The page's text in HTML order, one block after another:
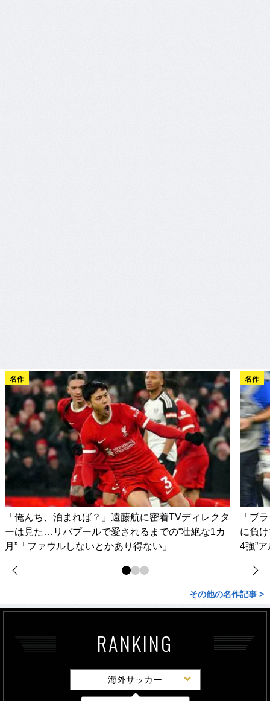
名作
「俺んち、泊まれば？」遠藤航に密着TVディレクタ
ーは見た…リバプールで愛されるまでの“壮絶な1カ
月”「ファウルしないとかあり得ない」
名作
「ブ
に負
4強”
その他の名作記事 >
RANKING
海外サッカー